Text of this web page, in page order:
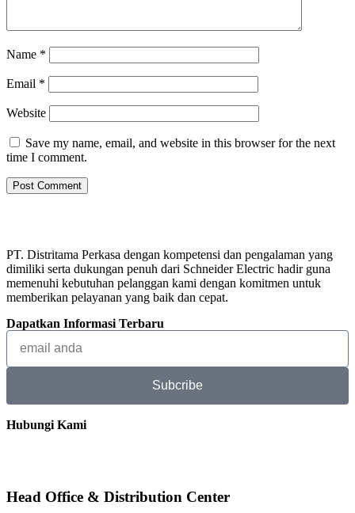
Name *
Email *
Website
Save my name, email, and website in this browser for the next
time I comment.
PT. Distritama Perkasa dengan kompetensi dan pengalaman yang
dimiliki serta dukungan penuh dari Schneider Electric hadir guna
memenuhi kebutuhan pelanggan kami dengan komitmen untuk
memberikan pelayanan yang baik dan cepat.
Dapatkan Informasi Terbaru
Subcribe
Hubungi Kami
Head Office & Distribution Center